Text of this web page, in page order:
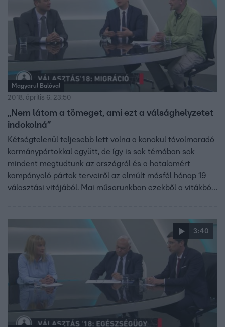
Magyarul Balóval
2018. április 6. 23:50
„Nem látom a tömeget, ami ezt a válsághelyzetet
indokolná”
Kétségtelenül teljesebb lett volna a konokul távolmaradó
kormánypártokkal együtt, de így is sok témában sok
mindent megtudtunk az országról és a hatalomért
kampányoló pártok terveiről az elmúlt másfél hónap 19
választási vitájából. Mai műsorunkban ezekből a vitákból
3:40